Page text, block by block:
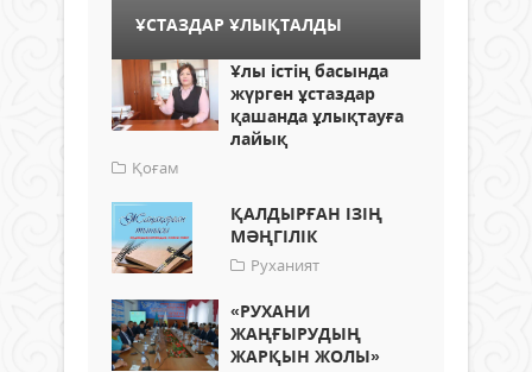
ҰСТАЗДАР ҰЛЫҚТАЛДЫ
Ұлы істің басында
жүрген ұстаздар
қашанда ұлықтауға
лайық
Қоғам
ҚАЛДЫРҒАН ІЗІҢ
МӘҢГІЛІК
Руханият
«РУХАНИ
ЖАҢҒЫРУДЫҢ
ЖАРҚЫН ЖОЛЫ»